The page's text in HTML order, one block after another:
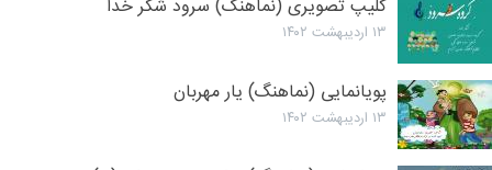
کلیپ تصویری (نماهنگ) سرود شکر خدا
۱۳ اردیبهشت ۱۴۰۲
پویانمایی (نماهنگ) یار مهربان
۱۳ اردیبهشت ۱۴۰۲